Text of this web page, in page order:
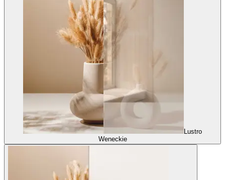
Lustro
Weneckie